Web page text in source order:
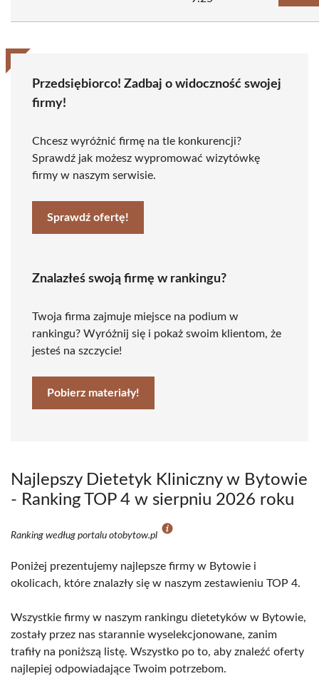
Przedsiębiorco! Zadbaj o widoczność swojej
firmy!
Chcesz wyróżnić firmę na tle konkurencji?
Sprawdź jak możesz wypromować wizytówkę
firmy w naszym serwisie.
Sprawdź ofertę!
Znalazłeś swoją firmę w rankingu?
Twoja firma zajmuje miejsce na podium w
rankingu? Wyróżnij się i pokaż swoim klientom, że
jesteś na szczycie!
Pobierz materiały!
Najlepszy Dietetyk Kliniczny w Bytowie
- Ranking TOP 4 w sierpniu 2026 roku
Ranking według portalu otobytow.pl
Poniżej prezentujemy najlepsze firmy w Bytowie i
okolicach, które znalazły się w naszym zestawieniu TOP 4.
Wszystkie firmy w naszym rankingu dietetyków w Bytowie,
zostały przez nas starannie wyselekcjonowane, zanim
trafiły na poniższą listę. Wszystko po to, aby znaleźć oferty
najlepiej odpowiadające Twoim potrzebom.